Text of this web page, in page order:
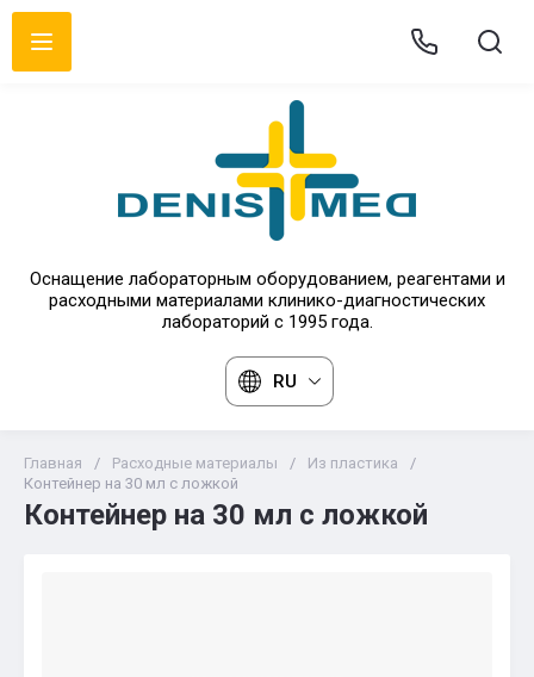
Оснащение лабораторным оборудованием, реагентами и
расходными материалами клинико-диагностических
лабораторий с 1995 года.
RU
Главная / Расходные материалы / Из пластика
/
Контейнер на 30 мл с ложкой
Контейнер на 30 мл с ложкой